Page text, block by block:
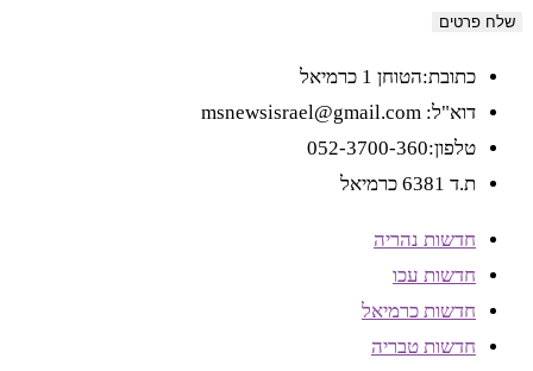
שלח פרטים
כתובת:הטוחן 1 כרמיאל
דוא"ל: msnewsisrael@gmail.com
טלפון:052-3700-360
ת.ד 6381 כרמיאל
חדשות נהריה
חדשות עכו
חדשות כרמיאל
חדשות טבריה